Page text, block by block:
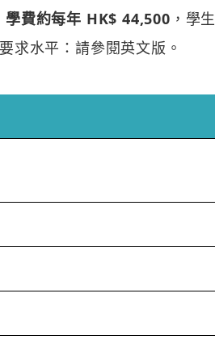
學費約每年 HK$ 44,500 ，學生
求水平：請參閱英文版。